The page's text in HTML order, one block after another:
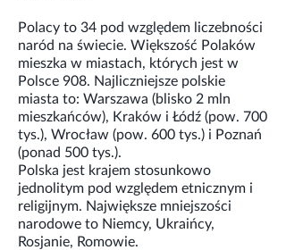
Polacy to 34 pod względem liczebności
naród na świecie. Większość Polaków
mieszka w miastach, których jest w
Polsce 908. Najliczniejsze polskie
miasta to: Warszawa (blisko 2 mln
mieszkańców), Kraków i Łódź (pow. 700
tys.), Wrocław (pow. 600 tys.) i Poznań
(ponad 500 tys.).
Polska jest krajem stosunkowo
jednolitym pod względem etnicznym i
religijnym. Największe mniejszości
narodowe to Niemcy, Ukraińcy,
Rosjanie, Romowie.